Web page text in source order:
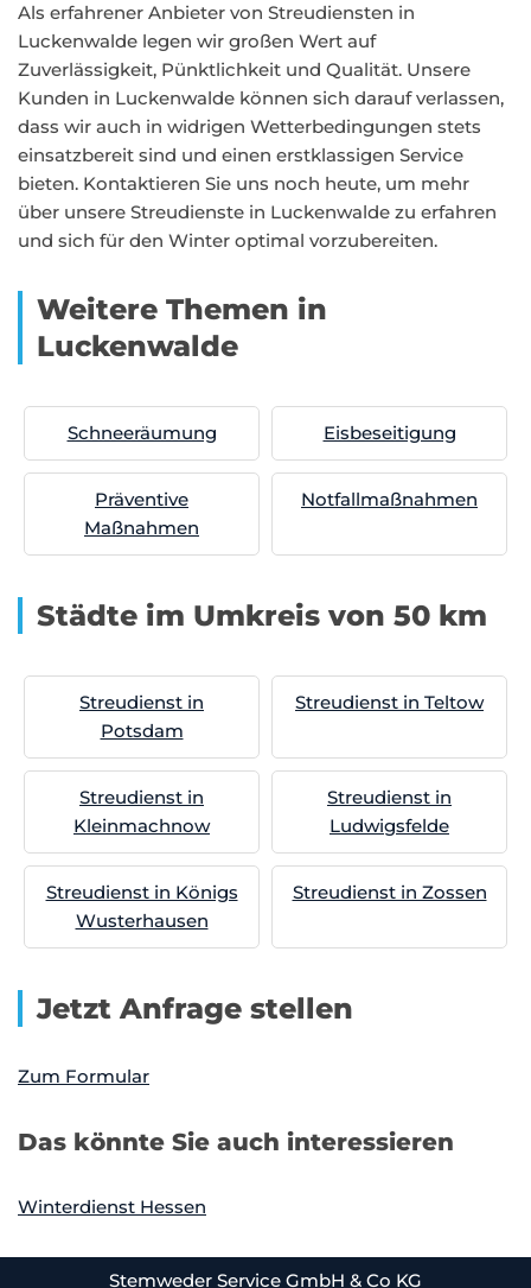
Als erfahrener Anbieter von Streudiensten in
Luckenwalde legen wir großen Wert auf
Zuverlässigkeit, Pünktlichkeit und Qualität. Unsere
Kunden in Luckenwalde können sich darauf verlassen,
dass wir auch in widrigen Wetterbedingungen stets
einsatzbereit sind und einen erstklassigen Service
bieten. Kontaktieren Sie uns noch heute, um mehr
über unsere Streudienste in Luckenwalde zu erfahren
und sich für den Winter optimal vorzubereiten.
Weitere Themen in
Luckenwalde
Schneeräumung Eisbeseitigung
Präventive
Maßnahmen
Notfallmaßnahmen
Städte im Umkreis von 50 km
Streudienst in
Potsdam
Streudienst in Teltow
Streudienst in
Kleinmachnow
Streudienst in
Ludwigsfelde
Streudienst in Königs
Wusterhausen
Streudienst in Zossen
Jetzt Anfrage stellen
Zum Formular
Das könnte Sie auch interessieren
Winterdienst Hessen
Stemweder Service GmbH & Co KG